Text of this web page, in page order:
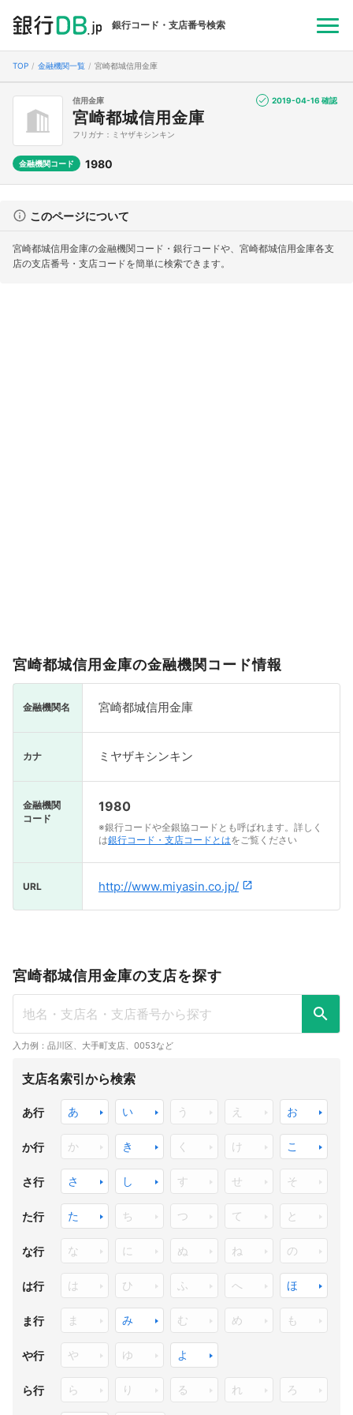
銀行コード・支店番号検索
TOP 金融機関一覧 宮崎都城信用金庫
信用金庫
宮崎都城信用金庫
フリガナ：ミヤザキシンキン
金融機関コード 1980
2019-04-16 確認
このページについて
宮崎都城信用金庫の金融機関コード・銀行コードや、宮崎都城信用金庫各支
店の支店番号・支店コードを簡単に検索できます。
宮崎都城信用金庫の金融機関コード情報
金融機関名 宮崎都城信用金庫
カナ ミヤザキシンキン
金融機関
コード
1980
※銀行コードや全銀協コードとも呼ばれます。詳しく
は銀行コード・支店コードとはをご覧ください
URL http://www.miyasin.co.jp/
宮崎都城信用金庫の支店を探す
入力例：品川区、大手町支店、0053など
支店名索引から検索
あ行 あ い う え お
か行 か き く け こ
さ行 さ し す せ そ
た行 た ち つ て と
な行 な に ぬ ね の
は行 は ひ ふ へ ほ
ま行 ま み む め も
や行 や ゆ よ
ら行 ら り る れ ろ